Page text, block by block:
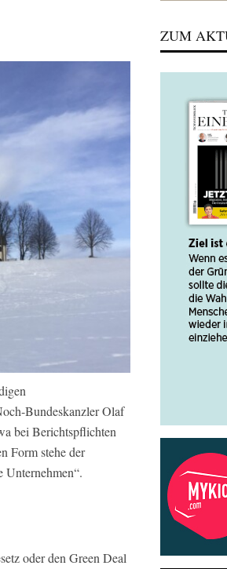
Bundeskanzler Olaf
bei Berichtspflichten
Form stehe der
oder den Green Deal
ZUM